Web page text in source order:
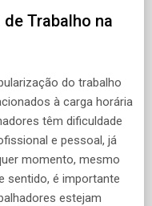
Trabalho na
do trabalho
à carga horária
têm dificuldade
e pessoal, já
momento, mesmo
sentido, é importante
estejam